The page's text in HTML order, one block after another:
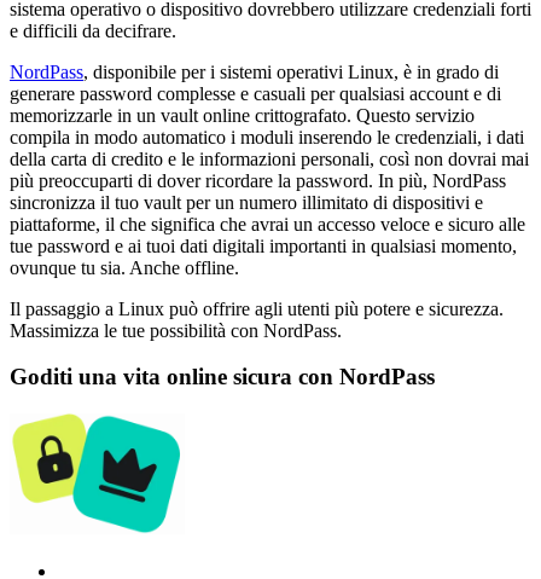
sistema operativo o dispositivo dovrebbero utilizzare credenziali forti
e difficili da decifrare.
NordPass, disponibile per i sistemi operativi Linux, è in grado di
generare password complesse e casuali per qualsiasi account e di
memorizzarle in un vault online crittografato. Questo servizio
compila in modo automatico i moduli inserendo le credenziali, i dati
della carta di credito e le informazioni personali, così non dovrai mai
più preoccuparti di dover ricordare la password. In più, NordPass
sincronizza il tuo vault per un numero illimitato di dispositivi e
piattaforme, il che significa che avrai un accesso veloce e sicuro alle
tue password e ai tuoi dati digitali importanti in qualsiasi momento,
ovunque tu sia. Anche offline.
Il passaggio a Linux può offrire agli utenti più potere e sicurezza.
Massimizza le tue possibilità con NordPass.
Goditi una vita online sicura con NordPass